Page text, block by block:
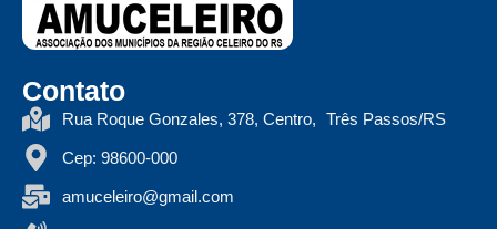
Contato
Rua Roque Gonzales, 378, Centro, Três Passos/RS
Cep: 98600-000
amuceleiro@gmail.com